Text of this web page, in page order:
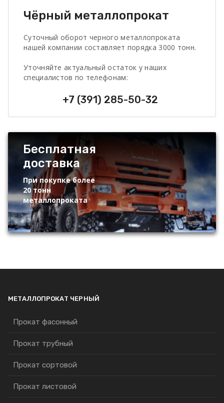
Чёрный металлопрокат
Суточный оборот черного металлопроката
нашей компании составляет порядка 3000 тонн.
Уточняйте актуальный остаток у наших
специалистов по телефонам:
+7 (391) 285-50-32
Бесплатная
доставка
При покупке более
20 тонн
металлопроката
МЕТАЛЛОПРОКАТ ЧЕРНЫЙ
Прокат фасонный
Прокат трубный
Прокат сортовой
Прокат листовой